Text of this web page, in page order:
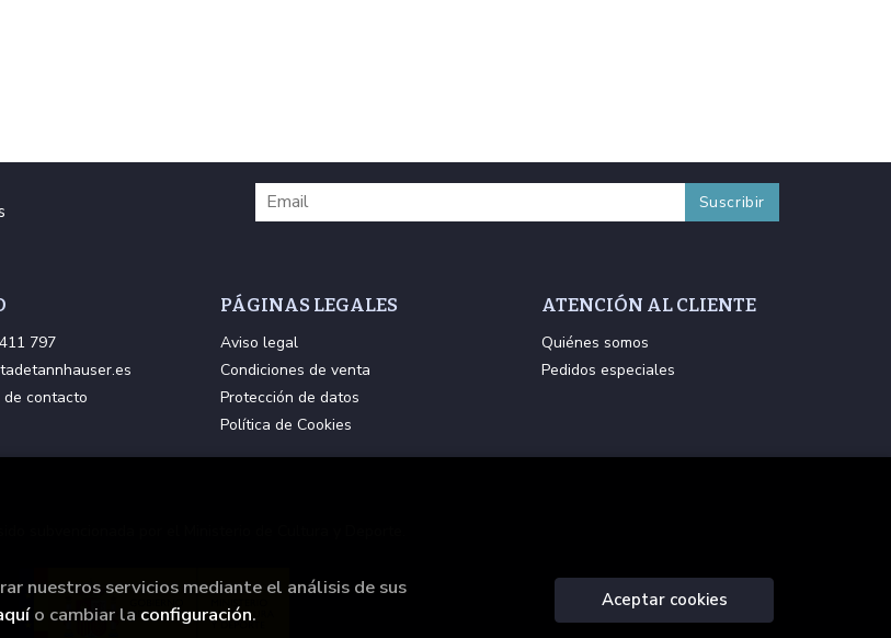
797
de contacto
PÁGINAS LEGALES
Aviso legal
Condiciones de venta
Protección de datos
Política de Cookies
ATENCIÓN AL CLIENTE
Quiénes somos
Pedidos especiales
nuestros servicios mediante el análisis de sus
o cambiar la configuración.
Aceptar cookies